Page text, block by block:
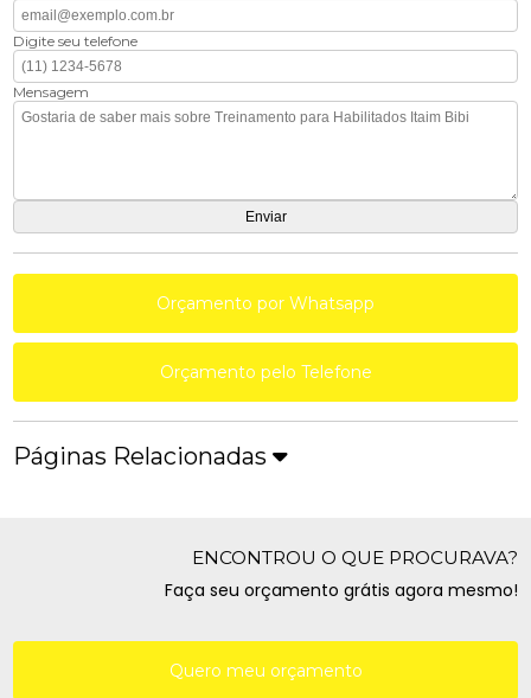
Digite seu telefone
Mensagem
Orçamento por Whatsapp
Orçamento pelo Telefone
Páginas Relacionadas
ENCONTROU O QUE PROCURAVA?
Faça seu orçamento grátis agora mesmo!
Quero meu orçamento